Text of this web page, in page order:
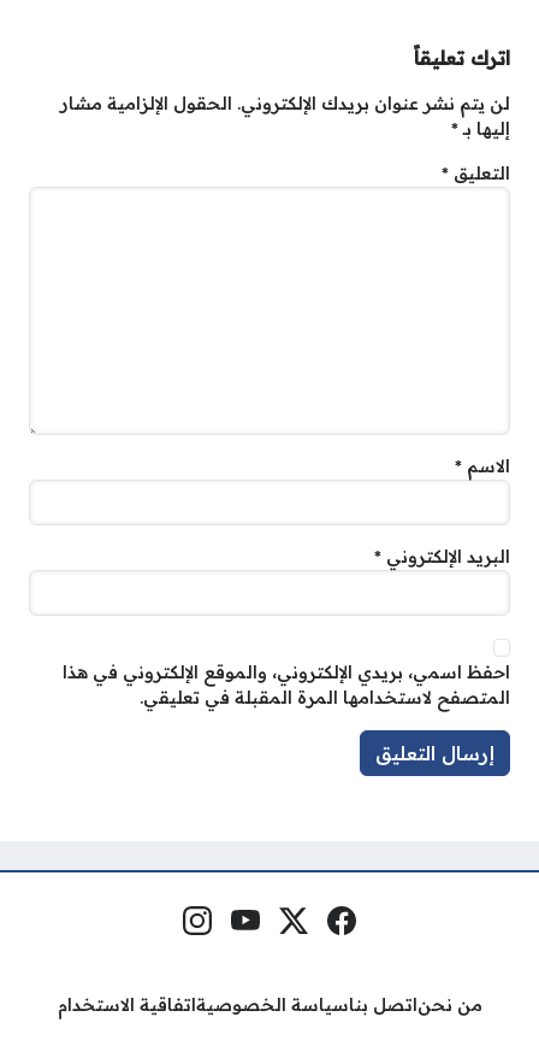
اترك تعليقاً
لن يتم نشر عنوان بريدك الإلكتروني. الحقول الإلزامية مشار
إليها بـ*
التعليق *
الاسم *
البريد الإلكتروني *
احفظ اسمي، بريدي الإلكتروني، والموقع الإلكتروني في هذا
المتصفح لاستخدامها المرة المقبلة في تعليقي.
مواقع التواصل فيسبوكمنصة إكس
يوتيوبإنستغرام
من نحناتصل بناسياسة الخصوصيةاتفاقية الاستخدام